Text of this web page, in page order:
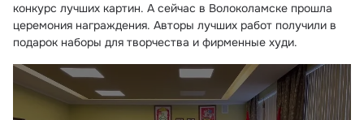
конкурс лучших картин. А сейчас в Волоколамске прошла
церемония награждения. Авторы лучших работ получили в
подарок наборы для творчества и фирменные худи.